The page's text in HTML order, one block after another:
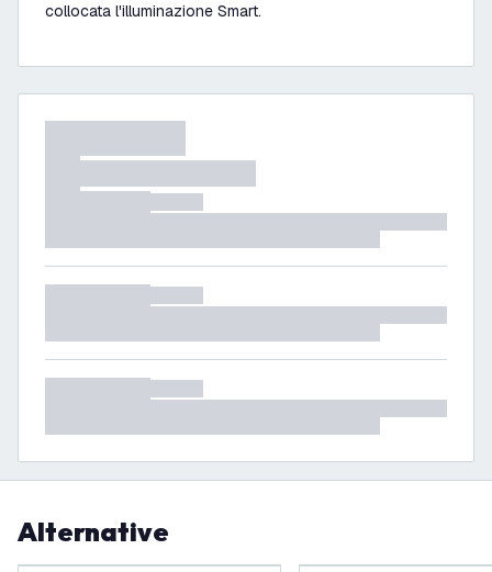
collocata l'illuminazione Smart.
Alternative